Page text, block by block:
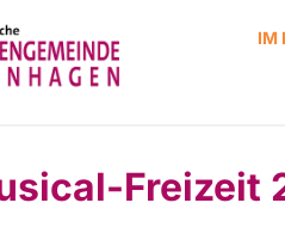
IM
Freizeit